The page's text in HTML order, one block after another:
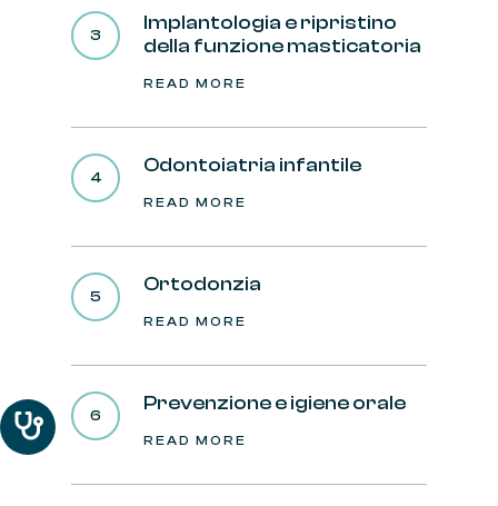
Implantologia e ripristino
della funzione masticatoria
READ MORE
Odontoiatria infantile
READ MORE
Ortodonzia
READ MORE
Prevenzione e igiene orale
READ MORE